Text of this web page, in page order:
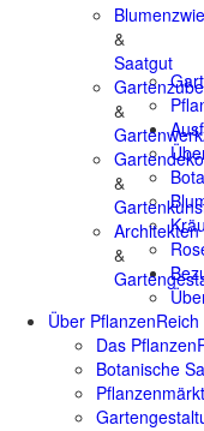
&
Saatgut
&
Gartendeko
&
Architekten
&
Über PflanzenReich
Das
Botanische